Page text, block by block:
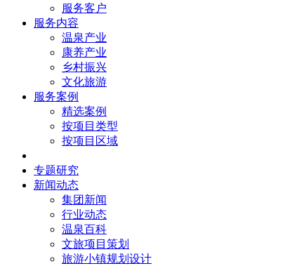
服务客户
服务内容
温泉产业
康养产业
乡村振兴
文化旅游
服务案例
精选案例
按项目类型
按项目区域
专题研究
新闻动态
集团新闻
行业动态
温泉百科
文旅项目策划
旅游小镇规划设计